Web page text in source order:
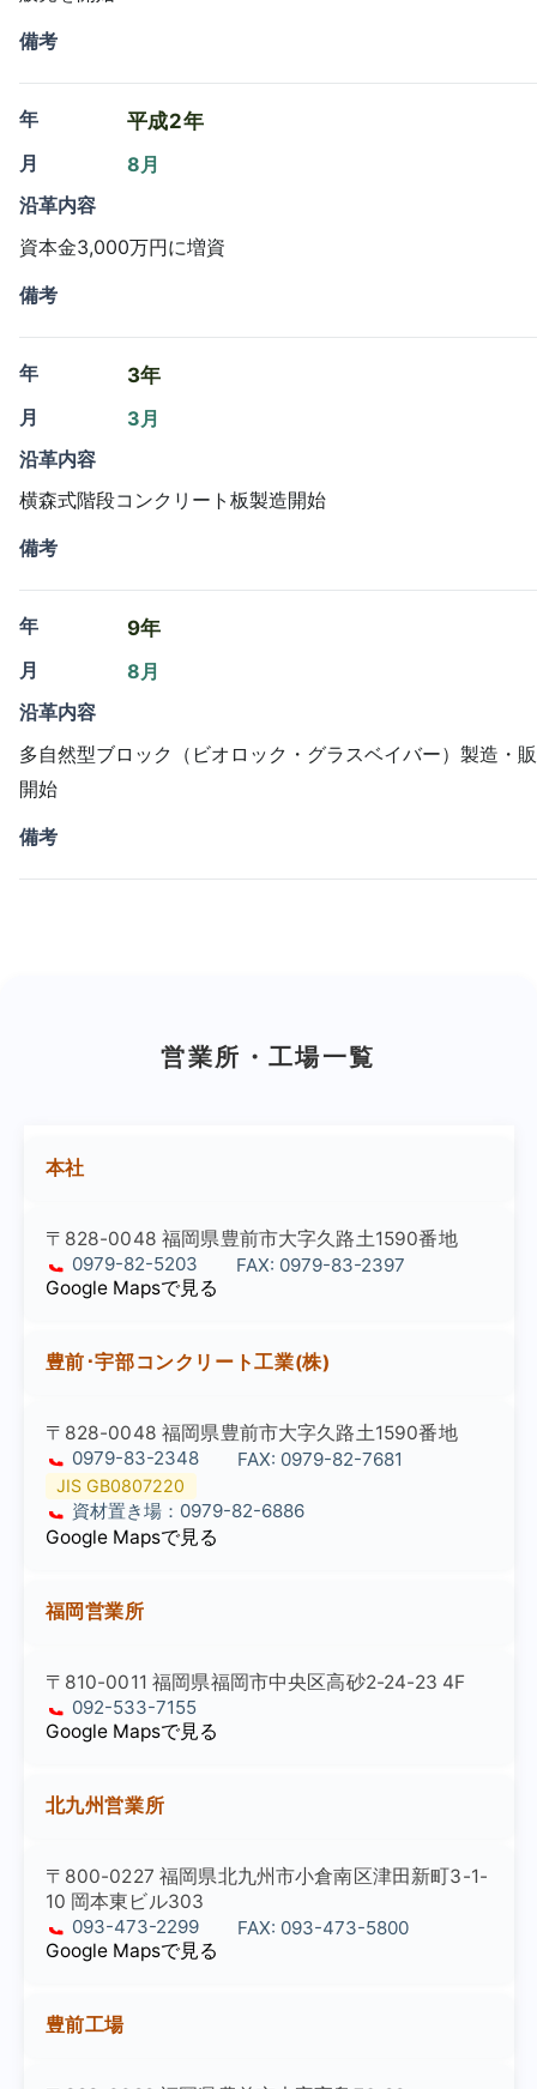
備考
年
平成2年
月
8月
沿革内容
資本金3,000万円に増資
備考
年
3年
月
3月
沿革内容
横森式階段コンクリート板製造開始
備考
年
9年
月
8月
沿革内容
多自然型ブロック（ビオロック・グラスベイバー）製造・
開始
備考
営業所・工場一覧
本社
〒828-0048 福岡県豊前市大字久路土1590番地
0979-82-5203
FAX: 0979-83-2397
Google Mapsで見る
豊前･宇部コンクリート工業(株)
〒828-0048 福岡県豊前市大字久路土1590番地
0979-83-2348
FAX: 0979-82-7681
JIS GB0807220
資材置き場：0979-82-6886
Google Mapsで見る
福岡営業所
〒810-0011 福岡県福岡市中央区高砂2-24-23 4F
092-533-7155
Google Mapsで見る
北九州営業所
〒800-0227 福岡県北九州市小倉南区津田新町3-1-
10 岡本東ビル303
093-473-2299
FAX: 093-473-5800
Google Mapsで見る
豊前工場